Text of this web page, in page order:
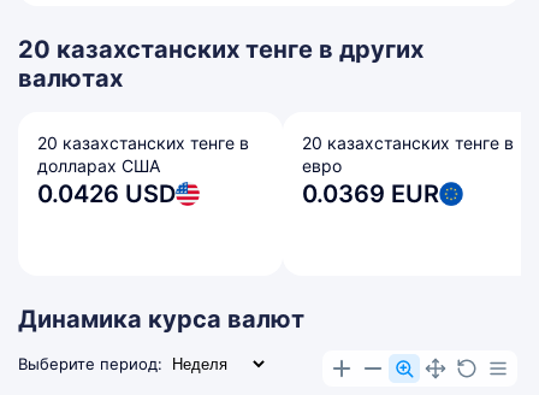
20 казахстанских тенге в других
валютах
20 казахстанских тенге в
долларах США
0.0426 USD
20 казахстанских тенге в
евро
0.0369 EUR
Динамика курса валют
Выберите период: